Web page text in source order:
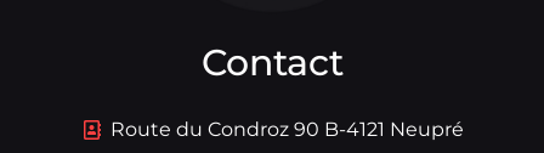
Contact
Route du Condroz 90 B-4121 Neupré